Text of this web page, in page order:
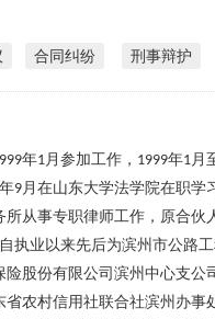
合同纠纷 刑事辩护
年1 月参加工作， 1999年1 月
年9 月在山东大学法学院在职学
所从事专职律师工作，原合伙
执业以来先后为滨州市公路
股份有限公司滨州中心支公
农村信用社联合社滨州办事